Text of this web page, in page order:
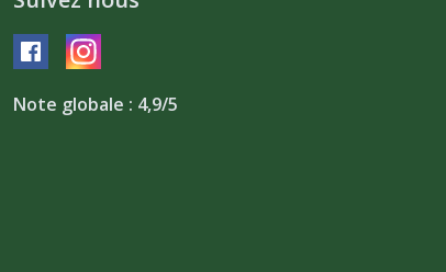
Note globale : 4,9/5